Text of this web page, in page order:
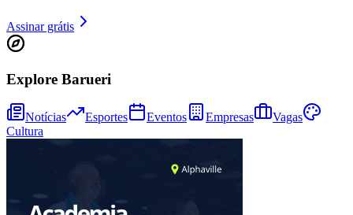
Assinar grátis
Explore Barueri
Notícias Esportes Eventos Empresas
Vagas
Cultura